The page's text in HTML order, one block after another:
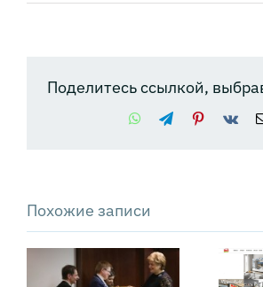
Поделитесь ссылкой,
WhatsApp
TelegramPinterest
Vk
Похожие записи
Отзыв